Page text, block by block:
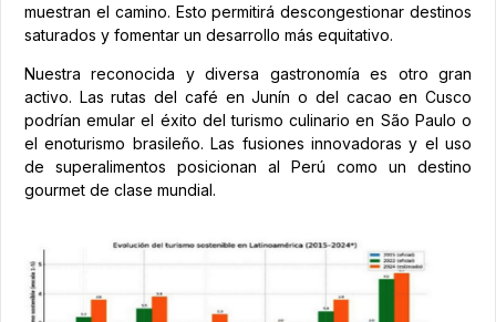
muestran el camino. Esto permitirá descongestionar destinos
saturados y fomentar un desarrollo más equitativo.
Nuestra reconocida y diversa gastronomía es otro gran
activo. Las rutas del café en Junín o del cacao en Cusco
podrían emular el éxito del turismo culinario en São Paulo o
el enoturismo brasileño. Las fusiones innovadoras y el uso
de superalimentos posicionan al Perú como un destino
gourmet de clase mundial.